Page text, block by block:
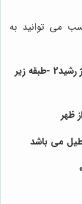
می توانید به
تهران- خ امام خمینی -کوچه جهانگردی -پاساژ رشید2 -طبقه زیر